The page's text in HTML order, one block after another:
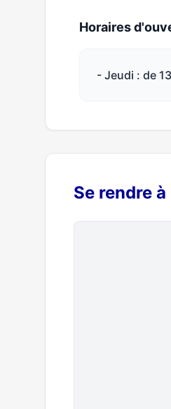
Horaires
- Jeudi : de
Se rendre